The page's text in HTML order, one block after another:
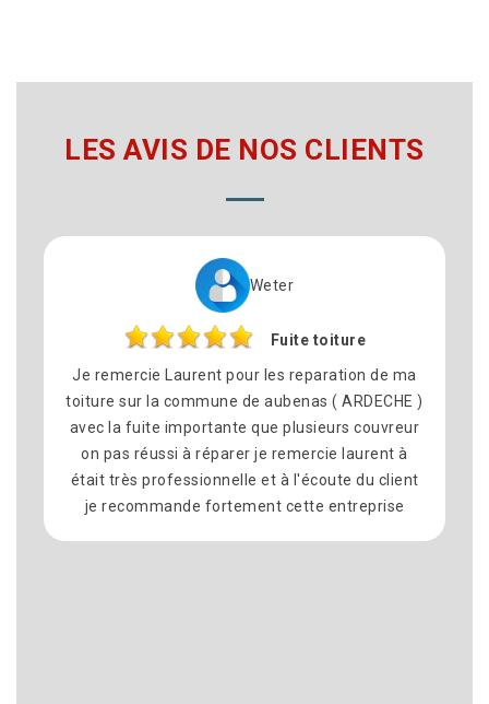
LES AVIS DE NOS CLIENTS
Weter
Fuite toiture
Je remercie Laurent pour les reparation de ma
toiture sur la commune de aubenas ( ARDECHE )
avec la fuite importante que plusieurs couvreur
on pas réussi à réparer je remercie laurent à
était très professionnelle et à l'écoute du client
je recommande fortement cette entreprise